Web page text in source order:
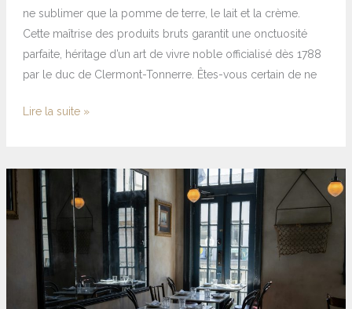
ne sublimer que la pomme de terre, le lait et la crème.
Cette maîtrise des produits bruts garantit une onctuosité
parfaite, héritage d’un art de vivre noble officialisé dès 1788
par le duc de Clermont-Tonnerre. Êtes-vous certain de ne
Lire la suite »
Estaminet
définition
charme
patrimoine